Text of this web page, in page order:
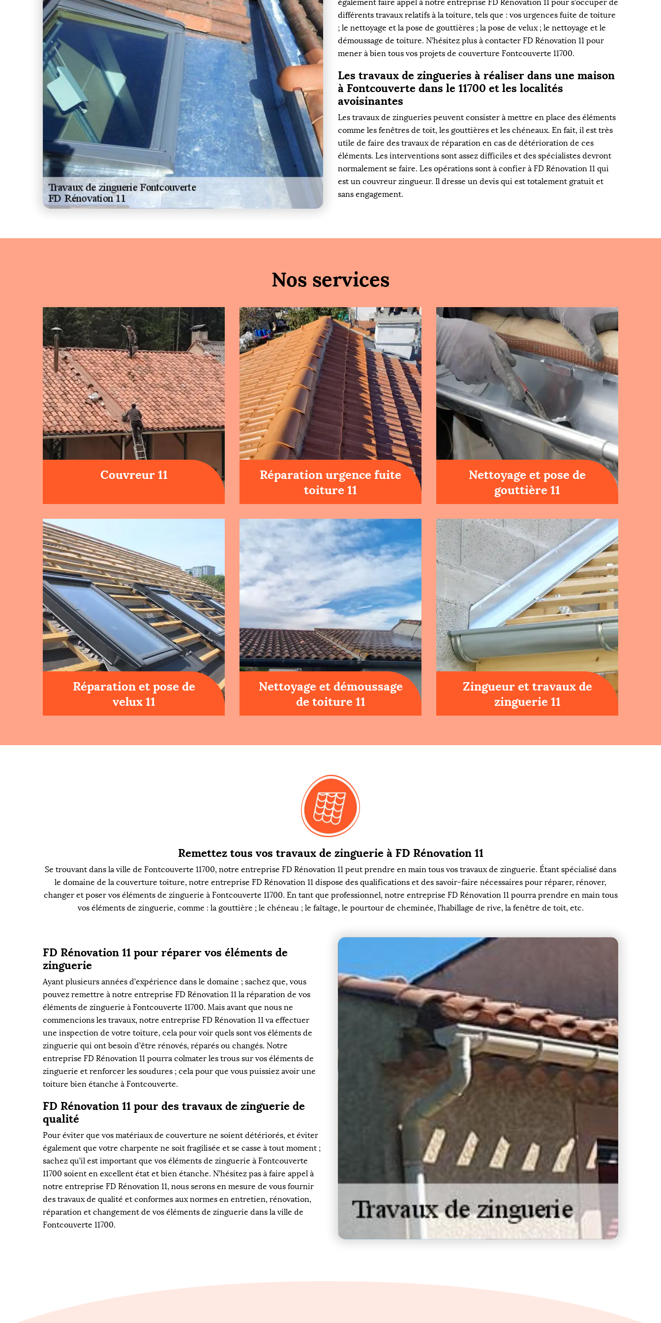
également faire appel à notre entreprise FD Rénovation 11 pour s’occuper de
différents travaux relatifs à la toiture, tels que : vos urgences fuite de toiture
; le nettoyage et la pose de gouttières ; la pose de velux ; le nettoyage et le
démoussage de toiture. N’hésitez plus à contacter FD Rénovation 11 pour
mener à bien tous vos projets de couverture Fontcouverte 11700.
Les travaux de zingueries à réaliser dans une maison
à Fontcouverte dans le 11700 et les localités
avoisinantes
Les travaux de zingueries peuvent consister à mettre en place des éléments
comme les fenêtres de toit, les gouttières et les chéneaux. En fait, il est très
utile de faire des travaux de réparation en cas de détérioration de ces
éléments. Les interventions sont assez difficiles et des spécialistes devront
normalement se faire. Les opérations sont à confier à FD Rénovation 11 qui
est un couvreur zingueur. Il dresse un devis qui est totalement gratuit et
sans engagement.
Nos services
Couvreur 11
Réparation urgence fuite
toiture 11
Nettoyage et pose de
gouttière 11
Réparation et pose de
velux 11
Nettoyage et démoussage
de toiture 11
Zingueur et travaux de
zinguerie 11
Remettez tous vos travaux de zinguerie à FD Rénovation 11
Se trouvant dans la ville de Fontcouverte 11700, notre entreprise FD Rénovation 11 peut prendre en main tous vos travaux de zinguerie. Étant spécialisé dans
le domaine de la couverture toiture, notre entreprise FD Rénovation 11 dispose des qualifications et des savoir-faire nécessaires pour réparer, rénover,
changer et poser vos éléments de zinguerie à Fontcouverte 11700. En tant que professionnel, notre entreprise FD Rénovation 11 pourra prendre en main tous
vos éléments de zinguerie, comme : la gouttière ; le chéneau ; le faîtage, le pourtour de cheminée, l’habillage de rive, la fenêtre de toit, etc.
FD Rénovation 11 pour réparer vos éléments de
zinguerie
Ayant plusieurs années d’expérience dans le domaine ; sachez que, vous
pouvez remettre à notre entreprise FD Rénovation 11 la réparation de vos
éléments de zinguerie à Fontcouverte 11700. Mais avant que nous ne
commencions les travaux, notre entreprise FD Rénovation 11 va effectuer
une inspection de votre toiture, cela pour voir quels sont vos éléments de
zinguerie qui ont besoin d’être rénovés, réparés ou changés. Notre
entreprise FD Rénovation 11 pourra colmater les trous sur vos éléments de
zinguerie et renforcer les soudures ; cela pour que vous puissiez avoir une
toiture bien étanche à Fontcouverte.
FD Rénovation 11 pour des travaux de zinguerie de
qualité
Pour éviter que vos matériaux de couverture ne soient détériorés, et éviter
également que votre charpente ne soit fragilisée et se casse à tout moment ;
sachez qu’il est important que vos éléments de zinguerie à Fontcouverte
11700 soient en excellent état et bien étanche. N’hésitez pas à faire appel à
notre entreprise FD Rénovation 11, nous serons en mesure de vous fournir
des travaux de qualité et conformes aux normes en entretien, rénovation,
réparation et changement de vos éléments de zinguerie dans la ville de
Fontcouverte 11700.